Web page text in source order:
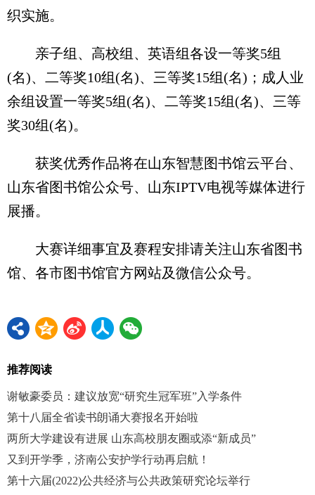
织实施。
亲子组、高校组、英语组各设一等奖5组
(名)、二等奖10组(名)、三等奖15组(名)；成人业
余组设置一等奖5组(名)、二等奖15组(名)、三等
奖30组(名)。
获奖优秀作品将在山东智慧图书馆云平台、
山东省图书馆公众号、山东IPTV电视等媒体进行
展播。
大赛详细事宜及赛程安排请关注山东省图书
馆、各市图书馆官方网站及微信公众号。
推荐阅读
谢敏豪委员：建议放宽“研究生冠军班”入学条件
第十八届全省读书朗诵大赛报名开始啦
两所大学建设有进展 山东高校朋友圈或添“新成员”
又到开学季，济南公安护学行动再启航！
第十六届(2022)公共经济与公共政策研究论坛举行